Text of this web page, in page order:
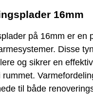
16mm
på 16mm er en
Disse
og sikrer en effektiv
til både